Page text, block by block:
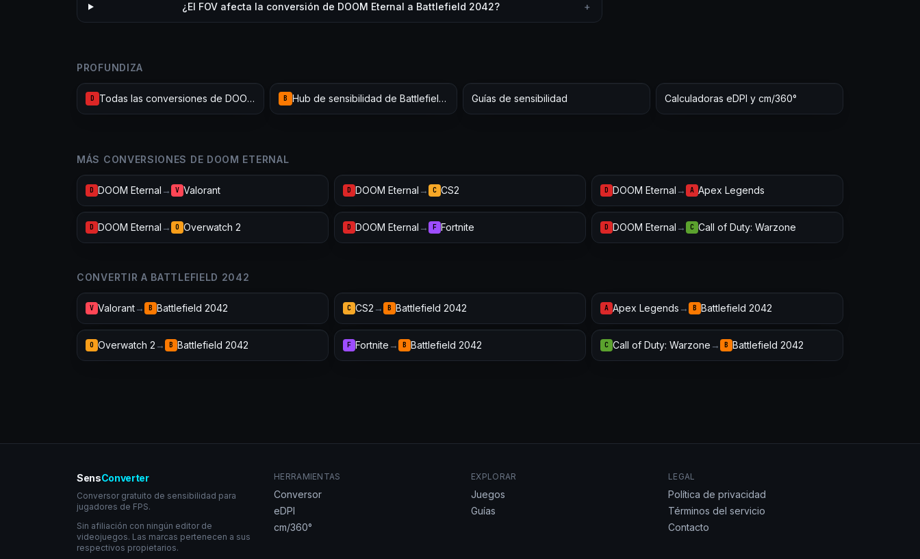
¿El FOV afecta la conversión de DOOM Eternal a Battlefield 2042? +
PROFUNDIZA
D Todas las conversiones de DOOM Eternal B Hub de sensibilidad de Battlefield 2042 Guías de sensibilidad Calculadoras eDPI y cm/360°
MÁS CONVERSIONES DE DOOM ETERNAL
D DOOM Eternal → V Valorant D DOOM Eternal → C CS2 D DOOM Eternal → A Apex Legends
D DOOM Eternal → O Overwatch 2 D DOOM Eternal → F Fortnite D DOOM Eternal → C Call of Duty: Warzone
CONVERTIR A BATTLEFIELD 2042
V Valorant→ B Battlefield 2042 C CS2 → B Battlefield 2042 A Apex Legends → B Battlefield 2042
O Overwatch 2 → B Battlefield 2042 F Fortnite → B Battlefield 2042 C Call of Duty: Warzone → B Battlefield 2042
SensConverter
Conversor gratuito de sensibilidad para
jugadores de FPS.
Sin afiliación con ningún editor de
videojuegos. Las marcas pertenecen a sus
respectivos propietarios.
HERRAMIENTAS
Conversor
eDPI
cm/360°
EXPLORAR
Juegos
Guías
LEGAL
Política de privacidad
Términos del servicio
Contacto